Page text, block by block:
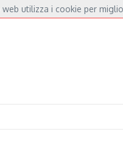
“Anime Salve”: la data zero è un
utilizza i cookie per